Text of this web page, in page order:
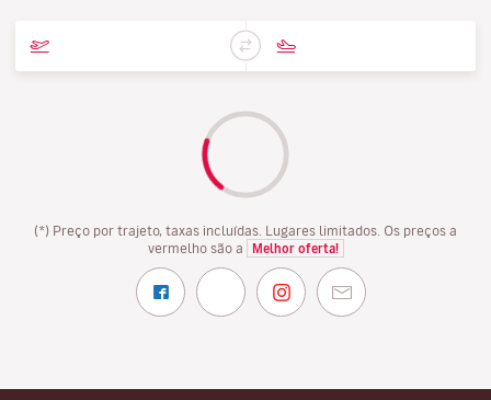
(*) Preço por trajeto, taxas incluídas. Lugares limitados. Os preços a
vermelho são a
Melhor oferta!